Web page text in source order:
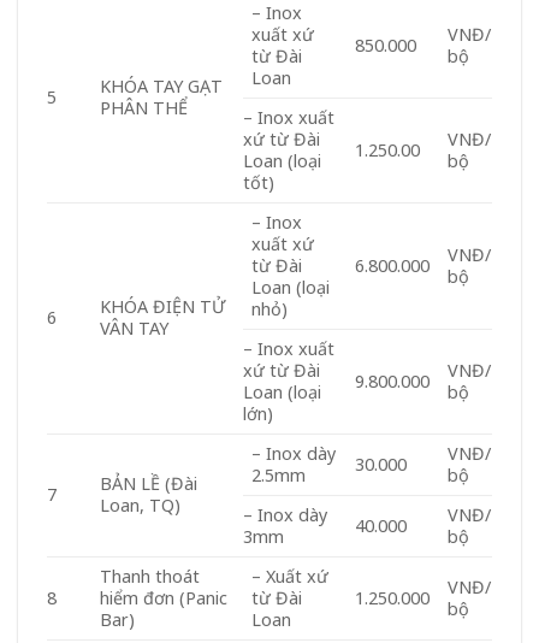
5
KHÓA TAY GẠT
PHÂN THỂ
– Inox
xuất xứ
từ Đài
Loan
850.000
VNĐ/
bộ
– Inox xuất
xứ từ Đài
Loan (loại
tốt)
1.250.00
VNĐ/
bộ
6
KHÓA ĐIỆN TỬ
VÂN TAY
– Inox
xuất xứ
từ Đài
Loan (loại
nhỏ)
6.800.000
VNĐ/
bộ
– Inox xuất
xứ từ Đài
Loan (loại
lớn)
9.800.000
VNĐ/
bộ
7
BẢN LỀ (Đài
Loan, TQ)
– Inox dày
2.5mm
30.000
VNĐ/
bộ
– Inox dày
3mm
40.000
VNĐ/
bộ
8
Thanh thoát
hiểm đơn (Panic
Bar)
– Xuất xứ
từ Đài
Loan
1.250.000
VNĐ/
bộ